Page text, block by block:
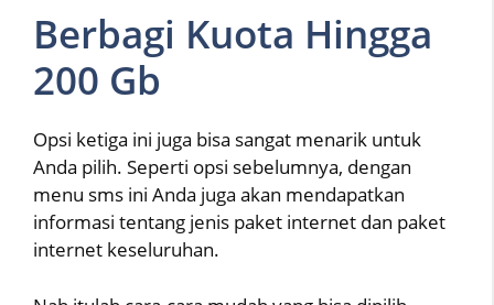
Berbagi Kuota Hingga
200 Gb
Opsi ketiga ini juga bisa sangat menarik untuk
Anda pilih. Seperti opsi sebelumnya, dengan
menu sms ini Anda juga akan mendapatkan
informasi tentang jenis paket internet dan paket
internet keseluruhan.